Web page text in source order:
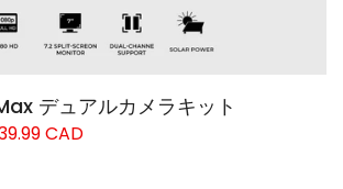
デュアルカメラキット
CAD